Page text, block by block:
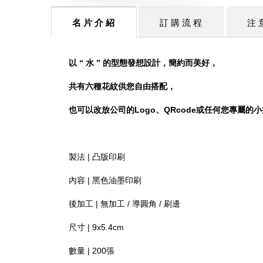
名 片 介 紹 訂 購 流 程 注
以 “ 水 ” 的型態發想設計，簡約而美好，
共有六種花紋供您自由搭配，
也可以改放公司的Logo、 QRcode或任何您專屬的小
製法 | 凸版印刷
內容 | 黑色油墨印刷
後加工 | 無加工 / 導圓角 / 刷邊
尺寸 | 9x5.4cm
數量 | 200張